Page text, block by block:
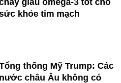
khỏe tim mạch
thống Mỹ Trump: Các
nước châu Âu không có